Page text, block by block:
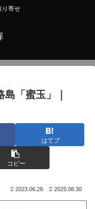
り寄せ
島「蜜玉」｜
はてブ
コピー
2023.06.28 2025.08.30